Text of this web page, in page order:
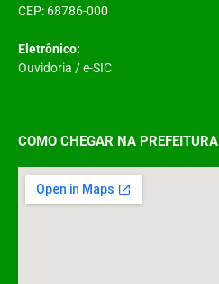
CEP: 68786-000
Eletrônico:
Ouvidoria /e-SIC
COMO CHEGAR NA PREFEITURA